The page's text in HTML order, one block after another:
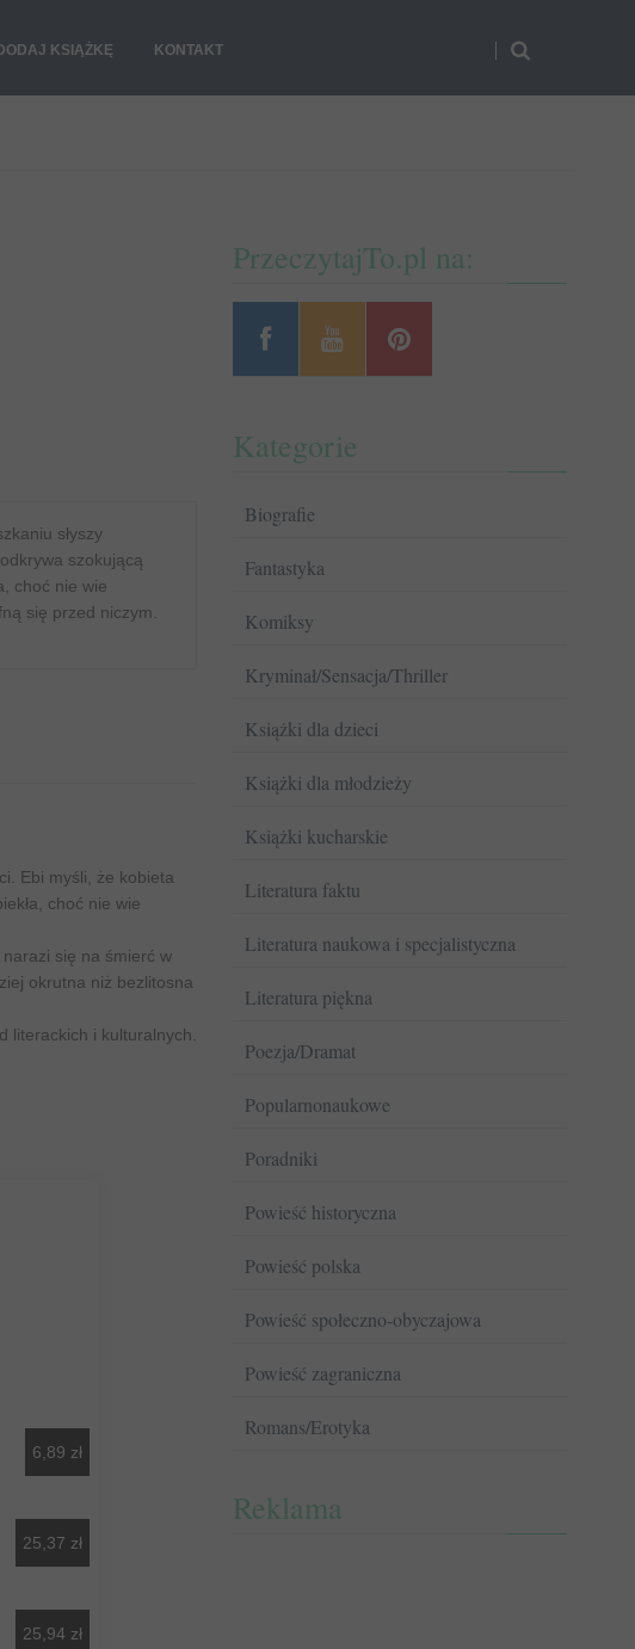
DODAJ KSIĄŻKĘ KONTAKT
słyszy
szokującą
choć nie wie
się przed niczym.
Ebi myśli, że kobieta
choć nie wie
się na śmierć w
okrutna niż bezlitosna
literackich i kulturalnych.
PrzeczytajTo.pl na:
Kategorie
Biografie
Fantastyka
Komiksy
Kryminał/Sensacja/Thriller
Książki dla dzieci
Książki dla młodzieży
Książki kucharskie
Literatura faktu
Literatura naukowa i specjalistyczna
Literatura piękna
Poezja/Dramat
Popularnonaukowe
Poradniki
Powieść historyczna
Powieść polska
Powieść społeczno-obyczajowa
Powieść zagraniczna
Romans/Erotyka
Reklama